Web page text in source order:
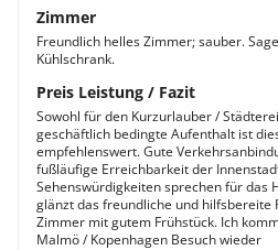
Zimmer
Freundlich helles Zimmer; sauber.
Kühlschrank.
Preis Leistung / Fazit
Sowohl für den Kurzurlauber /
geschäftlich bedingte Aufenthalt ist
empfehlenswert. Gute
fußläufige Erreichbarkeit der
Sehenswürdigkeiten sprechen für das
glänzt das freundliche und hilfsbereite
Zimmer mit gutem Frühstück. Ich
Malmö / Kopenhagen Besuch wieder